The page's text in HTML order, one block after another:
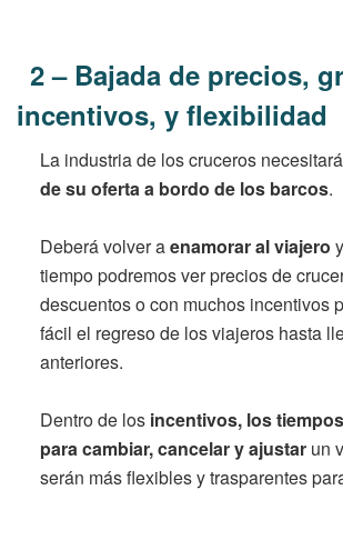
2 – Bajada de precios,
incentivos, y flexibilidad
La industria de los cruceros necesitará
de su oferta a bordo de los barcos.
Deberá volver aenamorar al viajero
tiempo podremos ver precios de
descuentos o con muchos incentivos
fácil el regreso de los viajeros hasta
anteriores.
Dentro de los incentivos, los
para cambiar, cancelar y ajustarun
serán más flexibles y trasparentes